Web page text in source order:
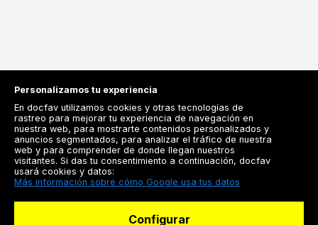
Registrarse
Docfav
Personalizamos tu experiencia
En docfav utilizamos cookies y otras tecnologías de
rastreo para mejorar tu experiencia de navegación en
nuestra web, para mostrarte contenidos personalizados y
anuncios segmentados, para analizar el tráfico de nuestra
web y para comprender de donde llegan nuestros
visitantes. Si das tu consentimiento a continuación, docfav
usará cookies y datos:
Más información sobre cómo Google usa tus datos
Configurar